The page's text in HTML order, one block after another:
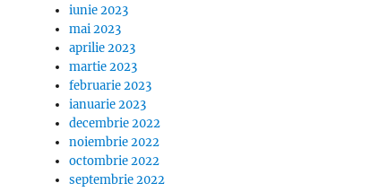
iunie 2023
mai 2023
aprilie 2023
martie 2023
februarie 2023
ianuarie 2023
decembrie 2022
noiembrie 2022
octombrie 2022
septembrie 2022